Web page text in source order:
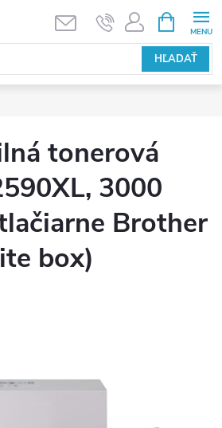
HĽADAŤ
KOŠÍK
tonerová
3000
Brother
box)